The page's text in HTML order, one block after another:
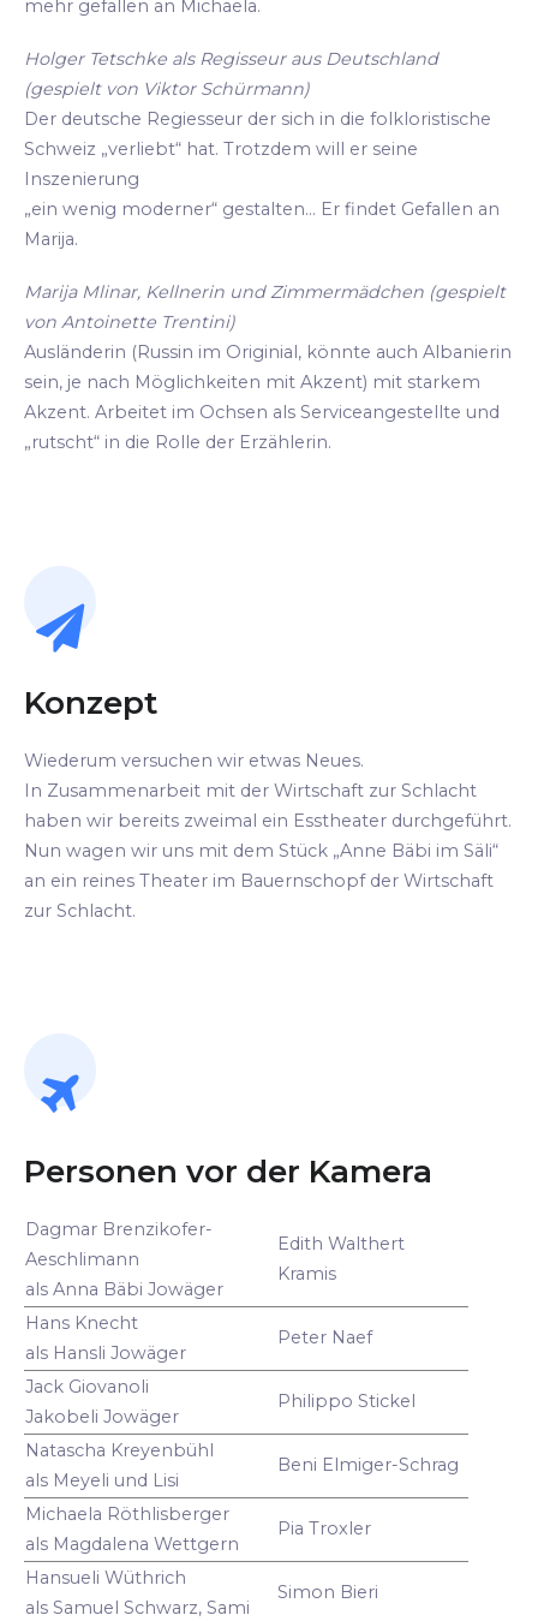
mehr gefallen an Michaela.
Holger Tetschke als Regisseur aus Deutschland
(gespielt von Viktor Schürmann)
Der deutsche Regiesseur der sich in die folkloristische
Schweiz „verliebt“ hat. Trotzdem will er seine
Inszenierung
„ein wenig moderner“ gestalten... Er findet Gefallen an
Marija.
Marija Mlinar, Kellnerin und Zimmermädchen (gespielt
von Antoinette Trentini)
Ausländerin (Russin im Originial, könnte auch Albanierin
sein, je nach Möglichkeiten mit Akzent) mit starkem
Akzent. Arbeitet im Ochsen als Serviceangestellte und
„rutscht“ in die Rolle der Erzählerin.
Konzept
Wiederum versuchen wir etwas Neues.
In Zusammenarbeit mit der Wirtschaft zur Schlacht
haben wir bereits zweimal ein Esstheater durchgeführt.
Nun wagen wir uns mit dem Stück „Anne Bäbi im Säli“
an ein reines Theater im Bauernschopf der Wirtschaft
zur Schlacht.
Personen vor der Kamera
Dagmar Brenzikofer-
Aeschlimann
als Anna Bäbi Jowäger
Edith Walthert
Kramis
Hans Knecht
als Hansli Jowäger
Peter Naef
Jack Giovanoli
Jakobeli Jowäger
Philippo Stickel
Natascha Kreyenbühl
als Meyeli und Lisi
Beni Elmiger-Schrag
Michaela Röthlisberger
als Magdalena Wettgern
Pia Troxler
Hansueli Wüthrich
als Samuel Schwarz, Sami
Simon Bieri